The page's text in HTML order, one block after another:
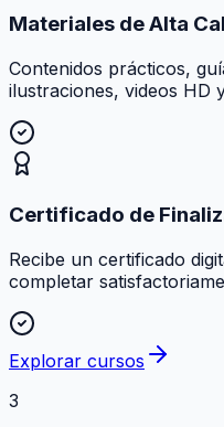
Materiales de Alta
Contenidos prácticos,
ilustraciones, videos HD
Certificado de
Recibe un certificado
completar
Explorar cursos
3